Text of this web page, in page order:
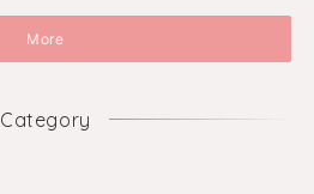
More
Category